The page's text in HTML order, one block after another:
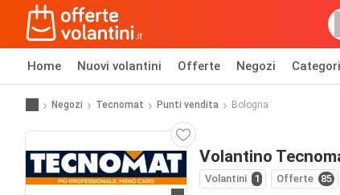
Home Nuovi volantini Offerte Negozi
Negozi Tecnomat Punti vendita Bologna
Volantino
Volantini 1 Offerte 85